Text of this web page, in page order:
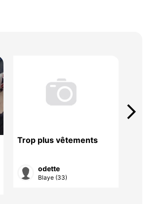
Trop plus vêtements
odette
Blaye (33)
arrow_forward_ios